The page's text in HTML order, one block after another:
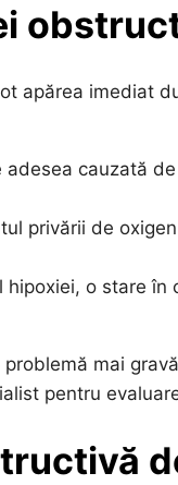
apărea imediat
adesea cauzată
privării de
o stare în
mai
pentru